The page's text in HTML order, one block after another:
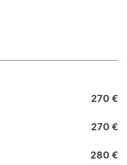
270 €
270 €
280 €